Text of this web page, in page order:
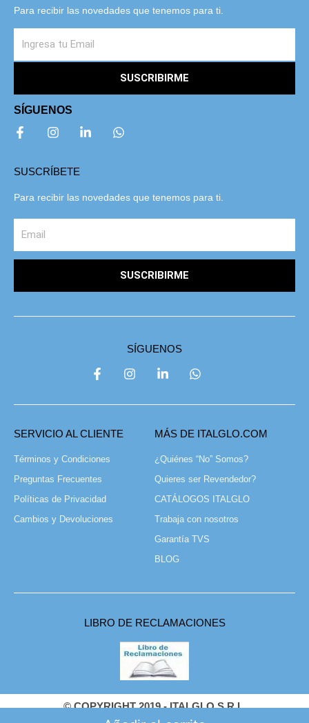
Para recibir las novedades que tenemos para ti.
SUSCRIBIRME
SÍGUENOS
SUSCRÍBETE
Para recibir las novedades que tenemos para ti.
SUSCRIBIRME
SÍGUENOS
SERVICIO AL CLIENTE
Términos y Condiciones
Preguntas Frecuentes
Políticas de Privacidad
Cambios y Devoluciones
MÁS DE ITALGLO.COM
¿Quiénes “No” Somos?
Quieres ser Revendedor?
CATÁLOGOS ITALGLO
Trabaja con nosotros
Garantía TVS
BLOG
LIBRO DE RECLAMACIONES
© COPYRIGHT 2019 - ITALGLO S.R.L.